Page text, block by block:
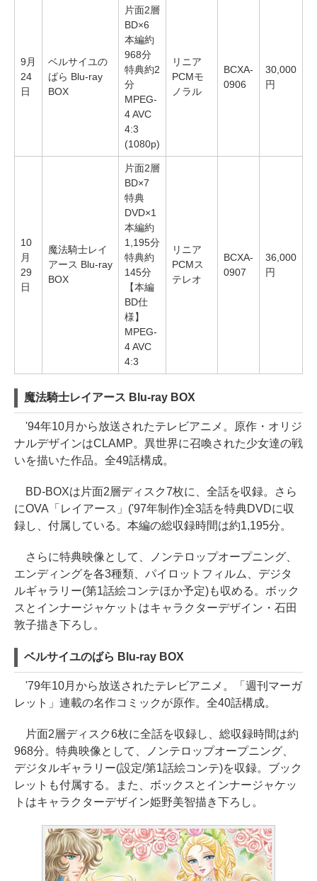
9月
24
日
ベルサイユの
ばら Blu-ray
BOX
片面2層
BD×6
本編約
968分
特典約2
分
MPEG-
4 AVC
4:3
(1080p)
リニア
PCMモ
ノラル
BCXA-
0906
30,000
円
10
月
29
日
魔法騎士レイ
アース Blu-ray
BOX
片面2層
BD×7
特典
DVD×1
本編約
1,195分
特典約
145分
【本編
BD仕
様】
MPEG-
4 AVC
4:3
リニア
PCMス
テレオ
BCXA-
0907
36,000
円
魔法騎士レイアース Blu-ray BOX
'94年10月から放送されたテレビアニメ。原作・オリジ
ナルデザインはCLAMP。異世界に召喚された少女達の戦
いを描いた作品。全49話構成。
BD-BOXは片面2層ディスク7枚に、全話を収録。さら
にOVA「レイアース」('97年制作)全3話を特典DVDに収
録し、付属している。本編の総収録時間は約1,195分。
さらに特典映像として、ノンテロップオープニング、
エンディングを各3種類、パイロットフィルム、デジタ
ルギャラリー(第1話絵コンテほか予定)も収める。ボック
スとインナージャケットはキャラクターデザイン・石田
敦子描き下ろし。
ベルサイユのばら Blu-ray BOX
'79年10月から放送されたテレビアニメ。「週刊マーガ
レット」連載の名作コミックが原作。全40話構成。
片面2層ディスク6枚に全話を収録し、総収録時間は約
968分。特典映像として、ノンテロップオープニング、
デジタルギャラリー(設定/第1話絵コンテ)を収録。ブック
レットも付属する。また、ボックスとインナージャケッ
トはキャラクターデザイン姫野美智描き下ろし。